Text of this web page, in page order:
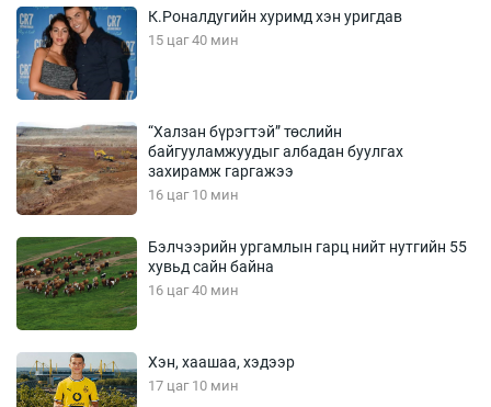
К.Роналдугийн хуримд хэн уригдав
15 цаг 40 мин
“Халзан бүрэгтэй” төслийн
байгууламжуудыг албадан буулгах
захирамж гаргажээ
16 цаг 10 мин
Бэлчээрийн ургамлын гарц нийт нутгийн 55
хувьд сайн байна
16 цаг 40 мин
Хэн, хаашаа, хэдээр
17 цаг 10 мин